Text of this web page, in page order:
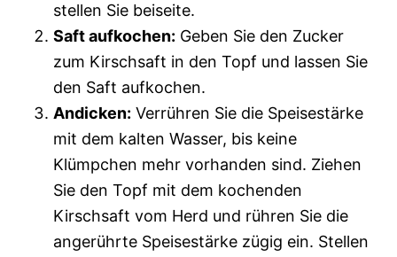
stellen Sie beiseite.
Saft aufkochen: Geben Sie den Zucker
zum Kirschsaft in den Topf und lassen Sie
den Saft aufkochen.
Andicken: Verrühren Sie die Speisestärke
mit dem kalten Wasser, bis keine
Klümpchen mehr vorhanden sind. Ziehen
Sie den Topf mit dem kochenden
Kirschsaft vom Herd und rühren Sie die
angerührte Speisestärke zügig ein. Stellen